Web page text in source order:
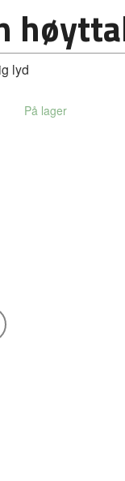
lyd
På lager